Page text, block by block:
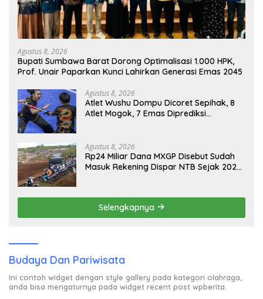
Agustus 8, 2026
Bupati Sumbawa Barat Dorong Optimalisasi 1.000 HPK,
Prof. Unair Paparkan Kunci Lahirkan Generasi Emas 2045
Agustus 8, 2026
Atlet Wushu Dompu Dicoret Sepihak, 8
Atlet Mogok, 7 Emas Diprediksi
Agustus 8, 2026
Rp24 Miliar Dana MXGP Disebut Sudah
Masuk Rekening Dispar NTB Sejak 2024,
Selengkapnya
Budaya Dan Pariwisata
Ini contoh widget dengan style gallery pada kategori olahraga,
anda bisa mengaturnya pada widget recent post wpberita.